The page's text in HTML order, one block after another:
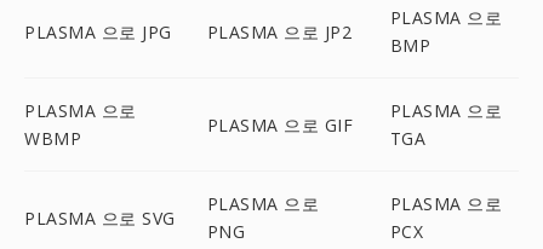
PLASMA 으로 JPG PLASMA 으로 JP2
PLASMA 으로
BMP
PLASMA 으로
WBMP
PLASMA 으로 GIF
PLASMA 으로
TGA
PLASMA 으로 SVG
PLASMA 으로
PNG
PLASMA 으로
PCX